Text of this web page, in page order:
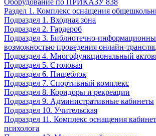
Оборудование по ПРИКАЗУ 838
Раздел 1. Комплекс оснащения
Подраздел 1. Входная зона
Подраздел 2. Гардероб
Подраздел 3. Библиотечно-
возможностью проведения онлайн-
Подраздел 4. Многофункциональный
Подраздел 5. Столовая
Подраздел 6. Пищеблок
Подраздел 7. Спортивный комплекс
Подраздел 8. Коридоры и рекреации
Подраздел 9. Административные кабинеты
Подраздел 10. Учительская
Подраздел 11. Комплекс оснащения
психолога